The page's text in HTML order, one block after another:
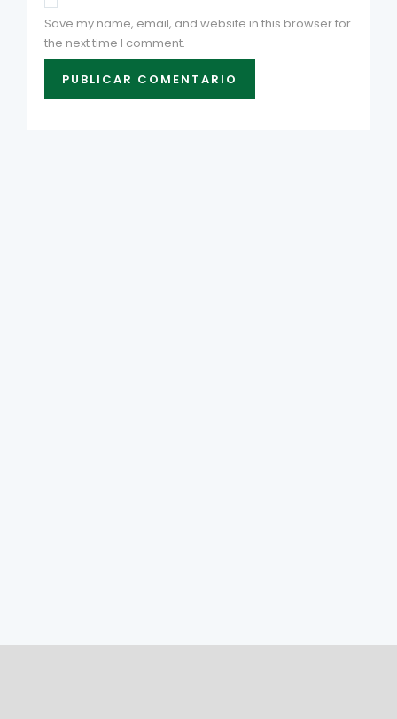
Save my name, email, and website in this browser for
the next time I comment.